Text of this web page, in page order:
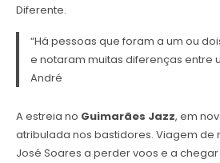
Diferente.
“Há pessoas que foram a um ou
e notaram muitas diferenças entre
André
A estreia no Guimarães Jazz, em
atribulada nos bastidores. Viagem de
José Soares a perder voos e a